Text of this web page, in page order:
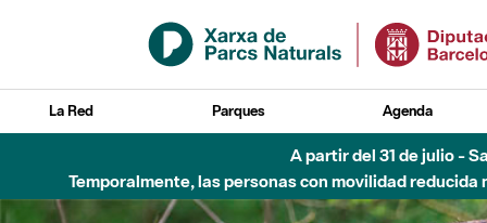
Saltar al contenido principal
La Red Parques Agenda
A partir del 31 de julio -
Temporalmente, las personas con movilidad